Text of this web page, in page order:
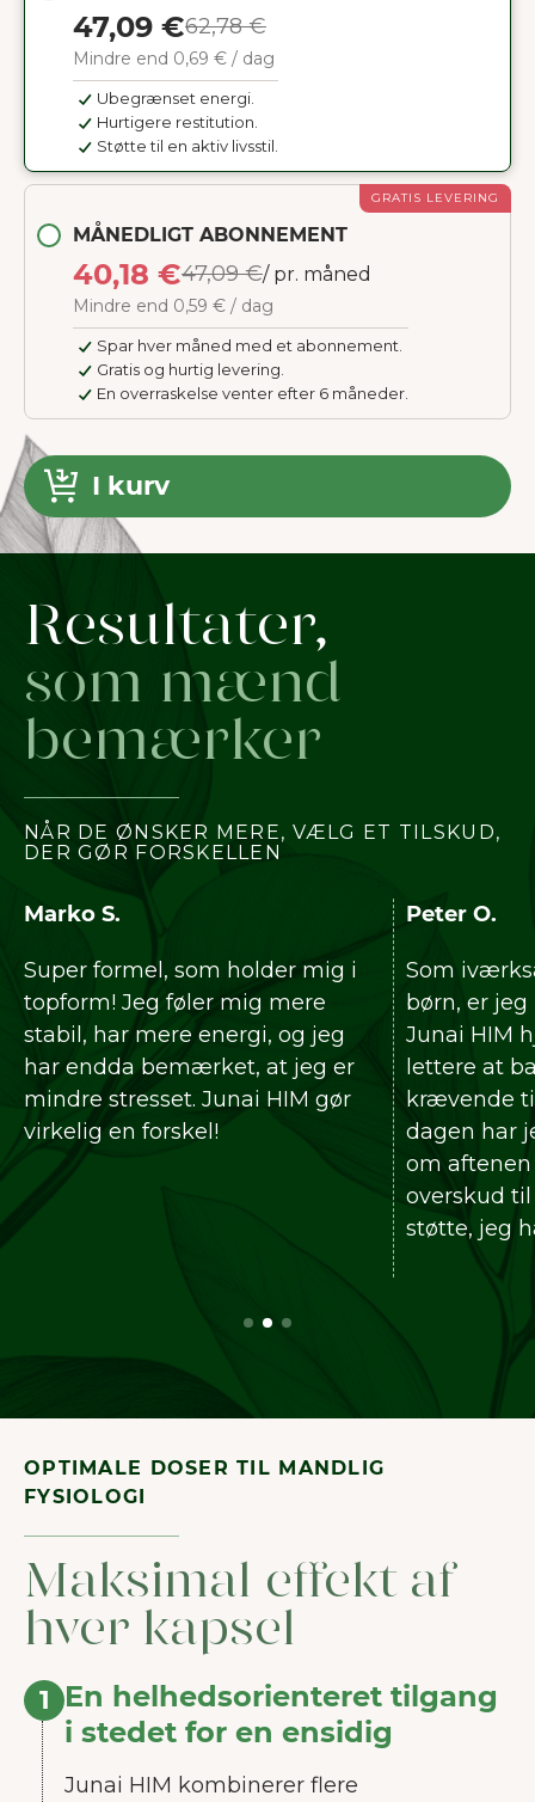
GRATIS LEVERING
MÅNEDLIGT ABONNEMENT
40,18 €47,09 €/ pr. måned
Mindre end 0,59 € / dag
Spar hver måned med et abonnement.
Gratis og hurtig levering.
En overraskelse venter efter 6 måneder.
47,09 €62,78 €
Mindre end 0,69 € / dag
Ubegrænset energi.
Hurtigere restitution.
Støtte til en aktiv livsstil.
I kurv
Resultater,
som mænd
bemærker
NÅR DE ØNSKER MERE, VÆLG ET TILSKUD,
DER GØR FORSKELLEN
i
jeg
er
gør
Peter O.
Som iværksætter og far til tre
børn, er jeg konstant på farten.
Junai HIM hjælper mig med
lettere at balancere en
krævende tidsplan. I løbet af
dagen har jeg mere energi, og
overskud til familien. Det er den
støtte, jeg har haft brug for.
Jeg
jeg
mit
Til
på
OPTIMALE DOSER TIL MANDLIG
FYSIOLOGI
Maksimal effekt af
hver kapsel
1 En helhedsorienteret tilgang
i stedet for en ensidig
Junai HIM kombinerer flere